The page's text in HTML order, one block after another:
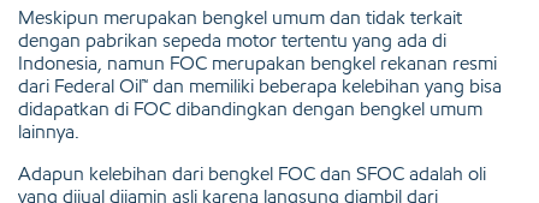
Meskipun merupakan bengkel umum dan tidak terkait
dengan pabrikan sepeda motor tertentu yang ada di
Indonesia, namun FOC merupakan bengkel rekanan resmi
dari Federal Oil™ dan memiliki beberapa kelebihan yang bisa
didapatkan di FOC dibandingkan dengan bengkel umum
lainnya.
Adapun kelebihan dari bengkel FOC dan SFOC adalah oli
yang dijual dijamin asli karena langsung diambil dari